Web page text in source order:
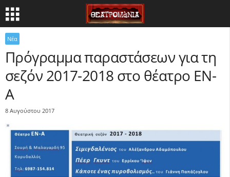
Νέα
Πρόγραμμα παραστάσεων για τη
σεζόν 2017-2018 στο θέατρο ΕΝ-
Α
8 Αυγούστου 2017